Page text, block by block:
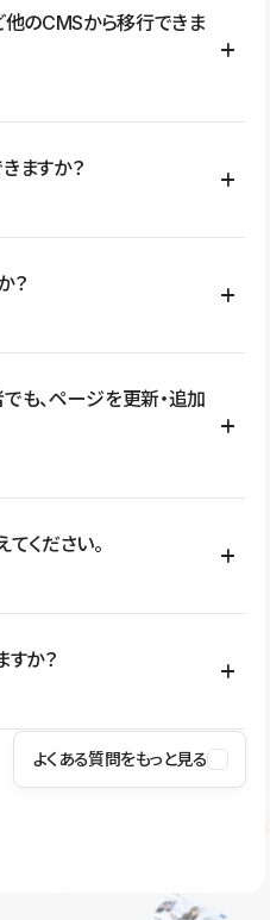
ト、LP、採用サイト、ブロ
舗・商品紹介サイト、ポートフ
のCMSから移行できま
ツ、URLを整理したうえで、
ます。 WordPressの場合は、
ま移行されるわけではないた
、CMS設計、URL・リダイレク
ますか？
や、複数部門での運用、権限管
ムとの連携など、個別の要件が
い。
？
間、CMS利用数の上限、権限
ります。詳しくは料金プランペ
も、ページを更新・追加
して更新範囲を設計しておく
で運用できます。 さらにコン
更新作業を進めやすくなりま
ください。
を安全に利用できるよう、通信
理、脆弱性対策など、複数の観
しており、悪質なスクリプトの
すか？
センターでご確認いただけま
ミュニティもご利用ください。
よくある質問をもっと見る